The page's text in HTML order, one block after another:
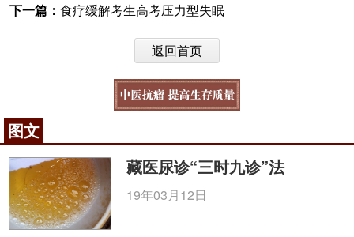
下一篇： 食疗缓解考生高考压力型失眠
返回首页
图文
藏医尿诊“三时九诊”法
19年03月12日